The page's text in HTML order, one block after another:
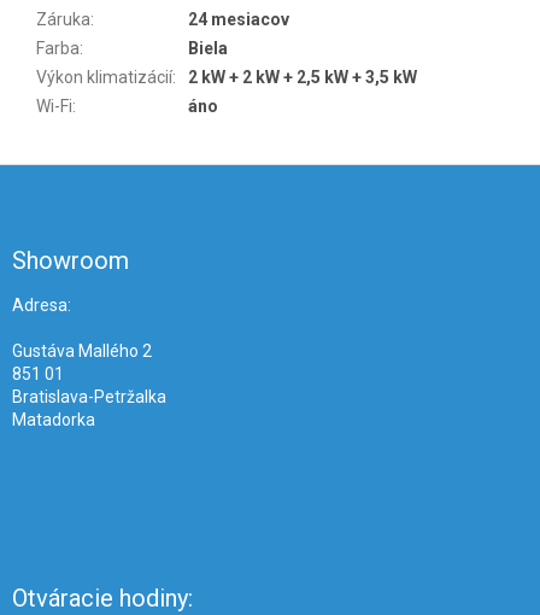
Záruka:
24 mesiacov
Farba:
Biela
Výkon klimatizácií:
2 kW + 2 kW + 2,5 kW + 3,5 kW
Wi-Fi: áno
Showroom
Adresa:
Gustáva Mallého 2
851 01
Bratislava-Petržalka
Matadorka
Otváracie hodiny: